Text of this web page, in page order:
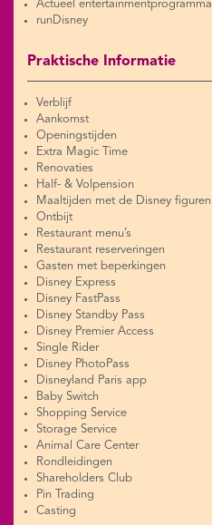
Actueel entertainmentprogramma
runDisney
Praktische Informatie
Verblijf
Aankomst
Openingstijden
Extra Magic Time
Renovaties
Half- & Volpension
Maaltijden met de Disney figuren
Ontbijt
Restaurant menu’s
Restaurant reserveringen
Gasten met beperkingen
Disney Express
Disney FastPass
Disney Standby Pass
Disney Premier Access
Single Rider
Disney PhotoPass
Disneyland Paris app
Baby Switch
Shopping Service
Storage Service
Animal Care Center
Rondleidingen
Shareholders Club
Pin Trading
Casting